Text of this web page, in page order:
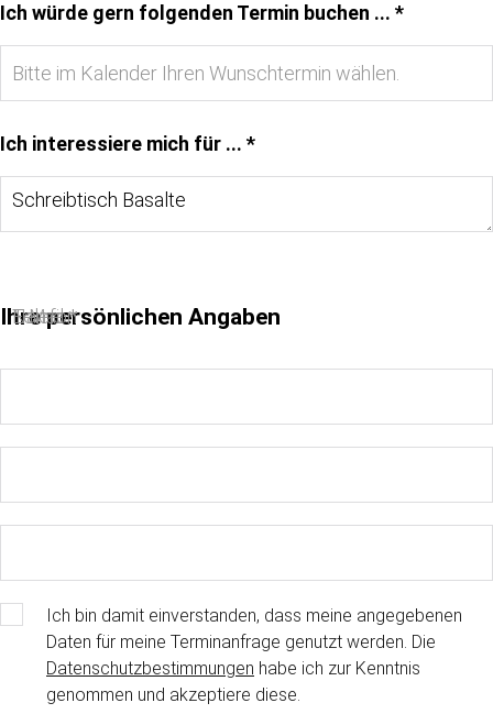
Ich würde gern folgenden Termin buchen ... *
Ich interessiere mich für ... *
Ihre persönlichen Angaben
Name *
E-Mail *
Telefon
Ich bin damit einverstanden, dass meine angegebenen
Daten für meine Terminanfrage genutzt werden. Die
Datenschutzbestimmungen habe ich zur Kenntnis
genommen und akzeptiere diese.